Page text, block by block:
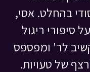
בהחלט. אסי,
סיפורי ריגול
לר' ומפספס
של טעויות.